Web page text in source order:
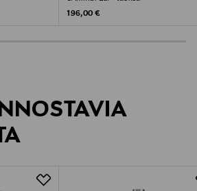
Original Price
196,00 €